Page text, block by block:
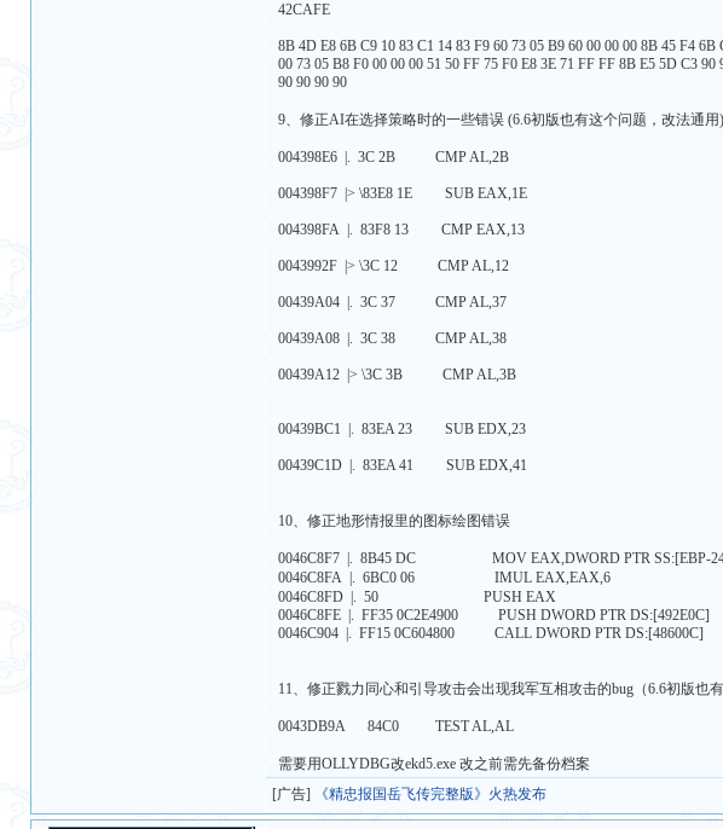
42CAFE
8B 4D E8 6B C9 10 83 C1 14 83 F9 60 73 05 B9 60 00 00 00 8B 45 F4 6B
00 73 05 B8 F0 00 00 00 51 50 FF 75 F0 E8 3E 71 FF FF 8B E5 5D C3 90
90 90 90 90
9、修正AI在选择策略时的一些错误 (6.6初版也有这个问题，改法通用)
004398E6 |. 3C 2B CMP AL,2B
004398F7 |> \83E8 1E SUB EAX,1E
004398FA |. 83F8 13 CMP EAX,13
0043992F |> \3C 12 CMP AL,12
00439A04 |. 3C 37 CMP AL,37
00439A08 |. 3C 38 CMP AL,38
00439A12 |> \3C 3B CMP AL,3B
00439BC1 |. 83EA 23 SUB EDX,23
00439C1D |. 83EA 41 SUB EDX,41
10、修正地形情报里的图标绘图错误
0046C8F7 |. 8B45 DC MOV EAX,DWORD
0046C8FA |. 6BC0 06 IMUL
0046C8FD |. 50 PUSH EAX
0046C8FE |. FF35 0C2E4900 PUSH DWORD PTR
0046C904 |. FF15 0C604800 CALL DWORD PTR DS:[48600C]
11、修正戮力同心和引导攻击会出现我军互相攻击的bug（6.6初版也
0043DB9A 84C0 TEST AL,AL
需要用OLLYDBG改ekd5.exe 改之前需先备份档案
[广告]
《精忠报国岳飞传完整版》火热发布